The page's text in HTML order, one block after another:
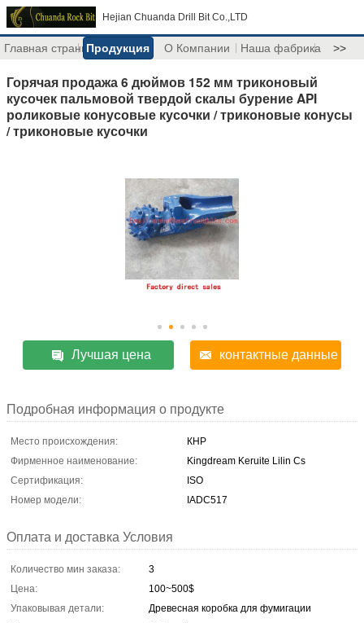
Hejian Chuanda Drill Bit Co.,LTD
Главная страницаПродукция О Компании Наша фабрика >>
Горячая продажа 6 дюймов 152 мм триконовый
кусочек пальмовой твердой скалы бурение API
роликовые конусовые кусочки / триконовые конусы
/ триконовые кусочки
Лучшая цена контактные данные
Подробная информация о продукте
Место происхождения:
КНР
Фирменное наименование:
Kingdream Keruite Lilin Cs
Сертификация:
ISO
Номер модели:
IADC517
Оплата и доставка Условия
Количество мин заказа:
3
Цена:
100~500$
Упаковывая детали:
Древесная коробка для фумигации